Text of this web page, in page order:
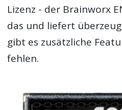
Lizenz - der Brainworx
das und liefert
gibt es zusätzliche
fehlen.